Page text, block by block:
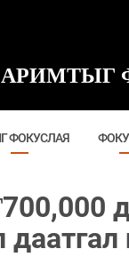
ФОКУСЛАЯ
даатгал